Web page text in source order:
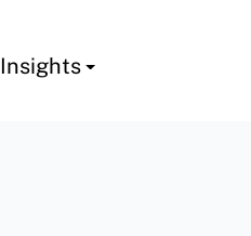
Insights